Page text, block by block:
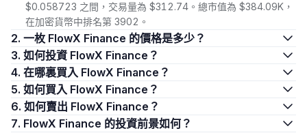
$0.058723 之間，交易量為 $312.74。總市值為 $384.09K，
在加密貨幣中排名第 3902。
2. 一枚 FlowX Finance 的價格是多少？
3. 如何投資 FlowX Finance？
4. 在哪裏買入 FlowX Finance？
5. 如何買入 FlowX Finance？
6. 如何賣出 FlowX Finance？
7. FlowX Finance 的投資前景如何？